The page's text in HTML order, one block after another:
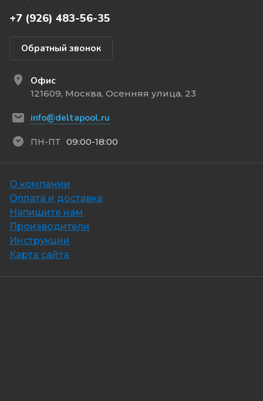
+7 (926) 483-56-35
Обратный звонок
Офис
121609, Москва, Осенняя улица, 23
info@deltapool.ru
ПН-ПТ 09:00-18:00
О компании
Оплата и доставка
Напишите нам
Производители
Инструкции
Карта сайта